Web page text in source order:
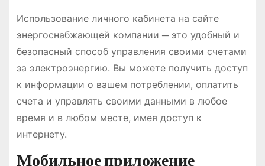
Использование личного кабинета на сайте
энергоснабжающей компании ─ это удобный и
безопасный способ управления своими счетами
за электроэнергию. Вы можете получить доступ
к информации о вашем потреблении, оплатить
счета и управлять своими данными в любое
время и в любом месте, имея доступ к
интернету.
Мобильное приложение